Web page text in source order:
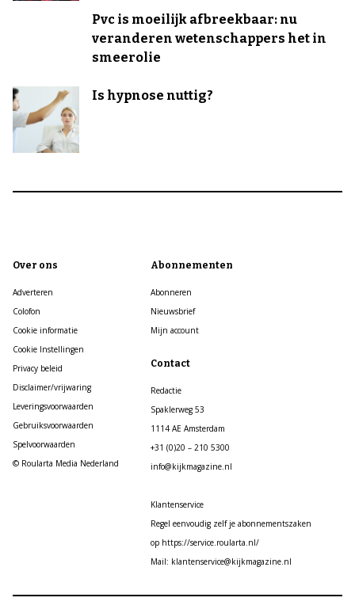
Pvc is moeilijk afbreekbaar: nu
veranderen wetenschappers het in
smeerolie
Is hypnose nuttig?
Over ons
Adverteren
Colofon
Cookie informatie
Cookie Instellingen
Privacy beleid
Disclaimer/vrijwaring
Leveringsvoorwaarden
Gebruiksvoorwaarden
Spelvoorwaarden
© Roularta Media Nederland
Abonnementen
Abonneren
Nieuwsbrief
Mijn account
Contact
Redactie
Spaklerweg 53
1114 AE Amsterdam
+31 (0)20 – 210 5300
info@kijkmagazine.nl
Klantenservice
Regel eenvoudig zelf je abonnementszaken
op https://service.roularta.nl/
Mail: klantenservice@kijkmagazine.nl